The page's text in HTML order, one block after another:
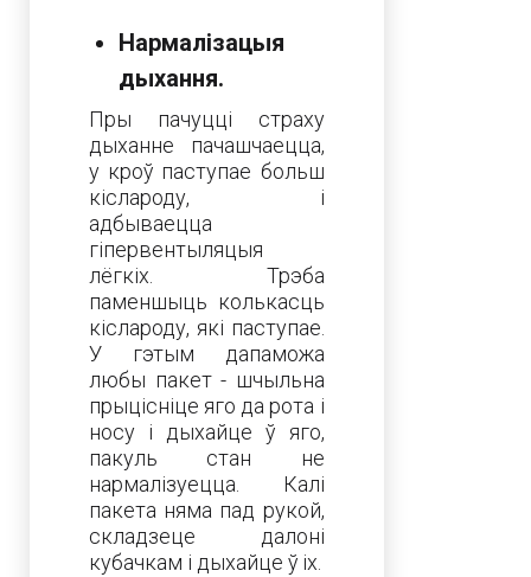
Нармалізацыя
дыхання.
Пры пачуцці страху
дыханне пачашчаецца,
у кроў паступае больш
кіслароду, і
адбываецца
гіпервентыляцыя
лёгкіх. Трэба
паменшыць колькасць
кіслароду, які паступае.
У гэтым дапаможа
любы пакет - шчыльна
прыцісніце яго да рота і
носу і дыхайце ў яго,
пакуль стан не
нармалізуецца. Калі
пакета няма пад рукой,
складзеце далоні
кубачкам і дыхайце ў іх.